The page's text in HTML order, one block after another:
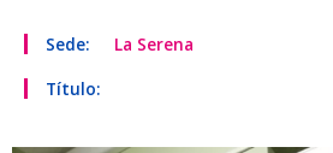
Sede:
La Serena
Título: